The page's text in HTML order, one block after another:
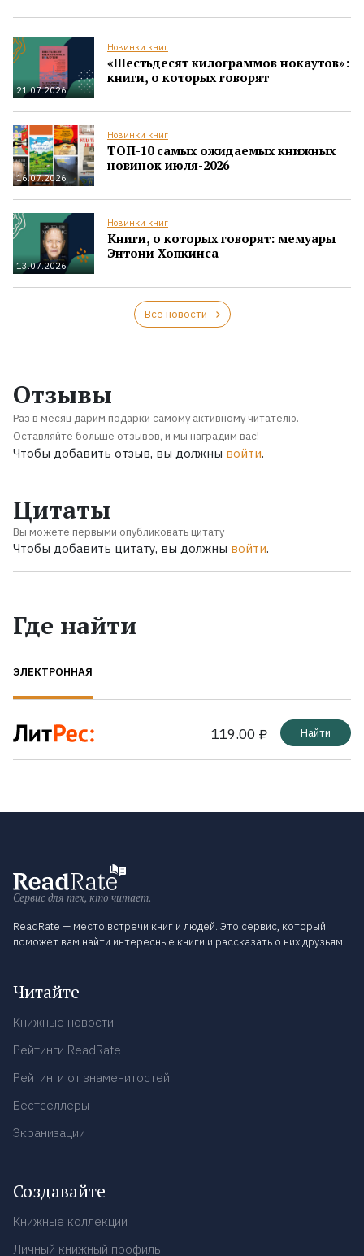
21.07.2026
Новинки книг
«Шестьдесят килограммов нокаутов»:
книги, о которых говорят
16.07.2026
Новинки книг
ТОП-10 самых ожидаемых книжных
новинок июля-2026
13.07.2026
Новинки книг
Книги, о которых говорят: мемуары
Энтони Хопкинса
Все новости
Отзывы
Раз в месяц дарим подарки самому активному читателю.
Оставляйте больше отзывов, и мы наградим вас!
Чтобы добавить отзыв, вы должны войти.
Цитаты
Вы можете первыми опубликовать цитату
Чтобы добавить цитату, вы должны войти.
Где найти
ЭЛЕКТРОННАЯ
119.00 ₽ Найти
Сервис для тех, кто читает.
ReadRate — место встречи книг и людей. Это сервис, который
поможет вам найти интересные книги и рассказать о них друзьям.
Читайте
Книжные новости
Рейтинги ReadRate
Рейтинги от знаменитостей
Бестселлеры
Экранизации
Создавайте
Книжные коллекции
Личный книжный профиль